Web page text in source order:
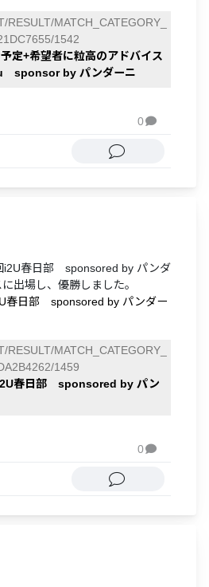
RESULT/MATCH_CATEGORY_
1542
定+希望者に粒高のアドバイス
sponsor by パンダーニ
0
i2U春日部 sponsored by パンダ
出場し、優勝しました。
春日部 sponsored by パンダー
RESULT/MATCH_CATEGORY_
1459
i2U春日部 sponsored by パン
0